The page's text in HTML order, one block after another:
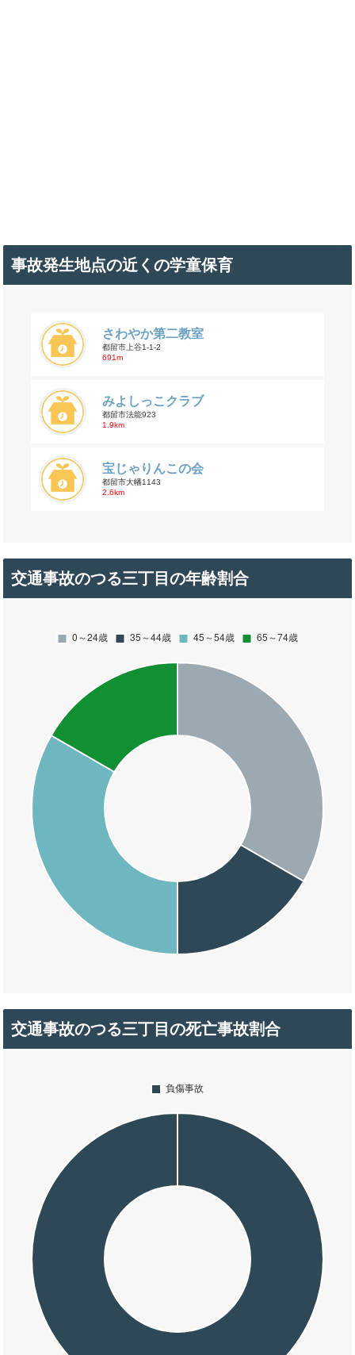
事故発生地点の近くの学童保育
さわやか第二教室
都留市上谷1-1-2
691m
みよしっこクラブ
都留市法能923
1.9km
宝じゃりんこの会
都留市大幡1143
2.6km
交通事故のつる三丁目の年齢割合
交通事故のつる三丁目の死亡事故割合